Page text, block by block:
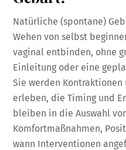
Natürliche (spontane)
Wehen von selbst
vaginal entbinden, ohne
Einleitung oder eine
Sie werden
erleben, die Timing und
bleiben in die Auswahl
Komfortmaßnahmen,
wann Interventionen